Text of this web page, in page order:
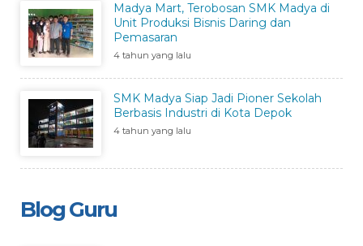
Madya Mart, Terobosan SMK Madya di
Unit Produksi Bisnis Daring dan
Pemasaran
4 tahun yang lalu
SMK Madya Siap Jadi Pioner Sekolah
Berbasis Industri di Kota Depok
4 tahun yang lalu
Blog Guru